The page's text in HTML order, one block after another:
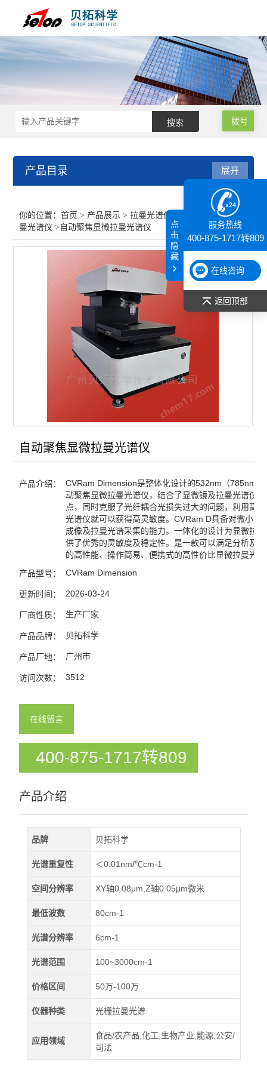
拨号
产品目录
显微共聚焦拉曼光谱仪
便携式拉曼仪器
CVRam显微拉曼光谱仪
WITec RISE拉曼-扫描电镜联用系统
查看全部 >>
展开
你的位置：首页 > 产品展示 >拉曼光谱仪
CVRam显微拉
曼光谱仪 >自动聚焦显微拉曼光谱仪
自动聚焦显微拉曼光谱仪
产品介绍：
CVRam Dimension是整体化设计的532nm（785nm可
动聚焦显微拉曼光谱仪，结合了显微镜及拉曼光谱仪
点，同时克服了光纤耦合光损失过大的问题，利用高
光谱仪就可以获得高灵敏度。CVRam D具备对微小区
成像及拉曼光谱采集的能力。一体化的设计为显微拉
供了优秀的灵敏度及稳定性。是一款可以满足分析及
的高性能、操作简易、便携式的高性价比显微拉曼光
产品型号： CVRam Dimension
更新时间： 2026-03-24
厂商性质： 生产厂家
产品品牌： 贝拓科学
产品厂地： 广州市
访问次数： 3512
在线留言
400-875-1717转809
产品介绍
品牌 贝拓科学
光谱重复性 ＜0.01nm/℃cm-1
空间分辨率 XY轴0.08μm,Z轴0.05μm微米
最低波数 80cm-1
光谱分辨率 6cm-1
光谱范围 100~3000cm-1
价格区间 50万-100万
仪器种类 光栅拉曼光谱
应用领域
食品/农产品,化工,生物产业,能源,公安/
司法
服务热线
400-875-1717转809
在线咨询
返回顶部
点
击
隐
藏